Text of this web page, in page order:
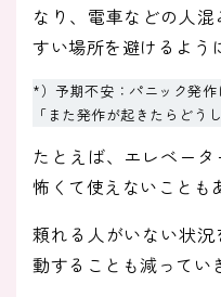
なり、電車などの人
すい場所を避けるよう
*）予期不安：パニック発作
「また発作が起きたらどう
たとえば、エレベータ
怖くて使えないことも
頼れる人がいない状
動することも減ってい